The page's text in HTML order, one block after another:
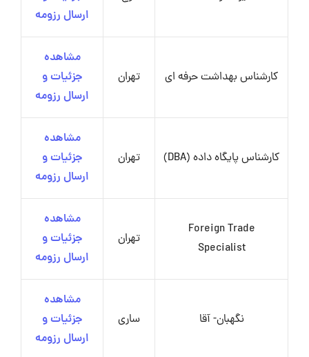
ارسال رزومه
کارشناس بهداشت حرفه ای تهران
مشاهده
جزئیات و
ارسال رزومه
کارشناس پایگاه داده (DBA) تهران
مشاهده
جزئیات و
ارسال رزومه
Foreign Trade
Specialist
تهران
مشاهده
جزئیات و
ارسال رزومه
نگهبان- آقا ساری
مشاهده
جزئیات و
ارسال رزومه